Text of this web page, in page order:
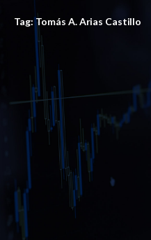
Tag: Tomás A. Arias Castillo